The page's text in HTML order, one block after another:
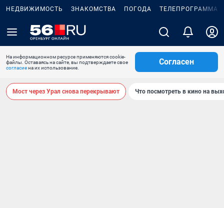
НЕДВИЖИМОСТЬ ЗНАКОМСТВА ПОГОДА ТЕЛЕПРОГРАММА
На информационном ресурсе применяются cookie-
файлы. Оставаясь на сайте, вы подтверждаете свое
согласиена их использование.
Согласен
Мост через Урал снова перекрывают Что посмотреть в кино на